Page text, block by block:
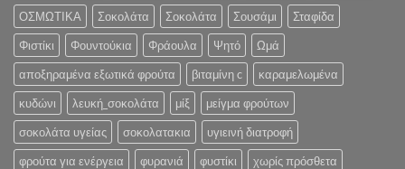
ΟΣΜΩΤΙΚΑ
Σοκολάτα Σοκολάτα Σουσάμι
Σταφίδα
Φιστίκι
Φουντούκια Φράουλα Ψητό
Ωμά
αποξηραμένα εξωτικά φρούτα
βιταμίνη c
καραμελωμένα
κυδώνι
λευκή_σοκολάτα μίξ
μείγμα φρούτων
σοκολάτα υγείας
σοκολατακια
υγιεινή διατροφή
φρούτα για ενέργεια
φυρανιά φυστίκι
χωρίς πρόσθετα